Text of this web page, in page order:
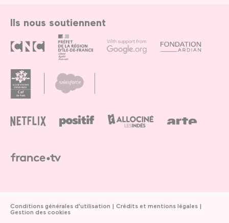
Ils nous soutiennent
Conditions générales d'utilisation
Crédits et mentions légales
Gestion des cookies